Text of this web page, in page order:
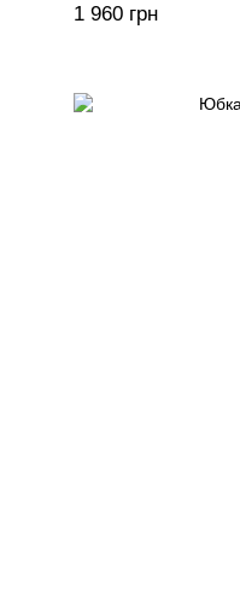
1 960 грн